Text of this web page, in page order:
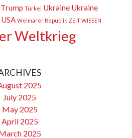
Trump Türkei Ukraine Ukraine
USA Weimarer Republik ZEIT WISSEN
Weltkrieg
2025
July 2025
May 2025
April 2025
2025